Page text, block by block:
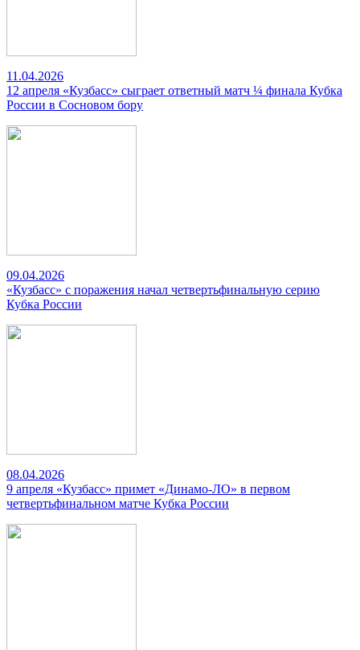
11.04.2026
12 апреля «Кузбасс» сыграет ответный матч ¼ финала Кубка
России в Сосновом бору
09.04.2026
«Кузбасс» с поражения начал четвертьфинальную серию
Кубка России
08.04.2026
9 апреля «Кузбасс» примет «Динамо-ЛО» в первом
четвертьфинальном матче Кубка России